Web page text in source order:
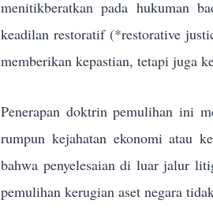
menitikberatkan pada hukuman
keadilan restoratif (*restorative
memberikan kepastian, tetapi juga
Penerapan doktrin pemulihan ini
rumpun kejahatan ekonomi atau
bahwa penyelesaian di luar jalur
pemulihan kerugian aset negara